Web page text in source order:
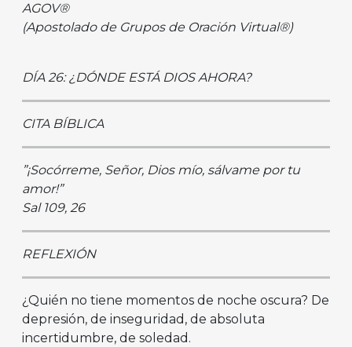
AGOV®️
(Apostolado de Grupos de Oración Virtual®️)
DÍA 26: ¿DÓNDE ESTÁ DIOS AHORA?
CITA BÍBLICA
”¡Socórreme, Señor, Dios mío, sálvame por tu
amor!”
Sal 109, 26
REFLEXIÓN
¿Quién no tiene momentos de noche oscura? De
depresión, de inseguridad, de absoluta
incertidumbre, de soledad.